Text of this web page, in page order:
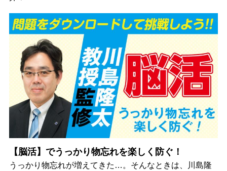
【脳活】でうっかり物忘れを楽しく防ぐ！
うっかり物忘れが増えてきた…。そんなときは、川島隆